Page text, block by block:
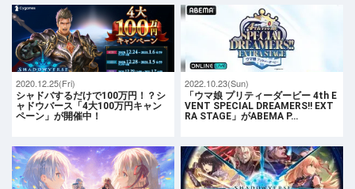
2020.12.25(Fri)
シャドバするだけで100万円！？シ
ャドウバース「4大100万円キャン
ペーン」が開催中！
2022.10.23(Sun)
「ウマ娘 プリティーダービー 4th E
VENT SPECIAL DREAMERS!! EXT
RA STAGE」がABEMA P…